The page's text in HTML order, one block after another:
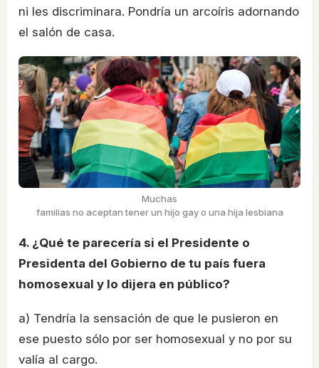
ni les discriminara. Pondría un arcoíris adornando
el salón de casa.
Muchas
familias no aceptan tener un hijo gay o una hija lesbiana
4. ¿Qué te parecería si el Presidente o
Presidenta del Gobierno de tu país fuera
homosexual y lo dijera en público?
a) Tendría la sensación de que le pusieron en
ese puesto sólo por ser homosexual y no por su
valía al cargo.